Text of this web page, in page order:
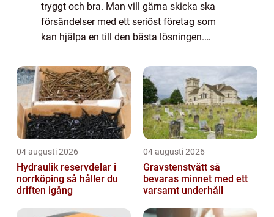
tryggt och bra. Man vill gärna skicka ska
försändelser med ett seriöst företag som
kan hjälpa en till den bästa lösningen.
04 augusti 2026
Hydraulik reservdelar i
norrköping så håller du
driften igång
04 augusti 2026
Gravstenstvätt så
bevaras minnet med ett
varsamt underhåll